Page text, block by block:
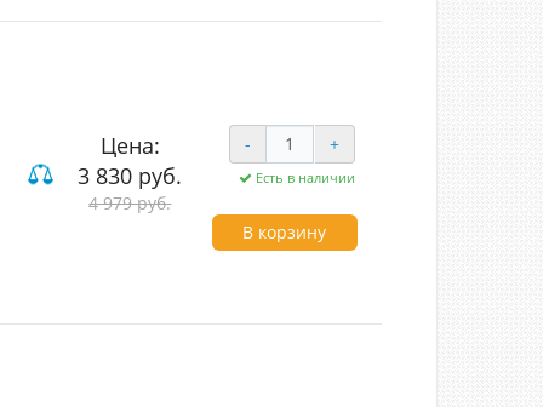
Цена:
3 830 руб.
4 979 руб.
- +
Есть в наличии
В корзину